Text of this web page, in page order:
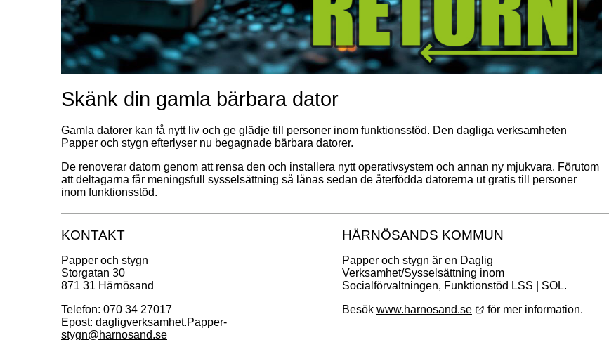
Skänk din gamla bärbara dator
Gamla datorer kan få nytt liv och ge glädje till personer inom funktionsstöd. Den dagliga verksamheten
Papper och stygn efterlyser nu begagnade bärbara datorer.
De renoverar datorn genom att rensa den och installera nytt operativsystem och annan ny mjukvara. Förutom
att deltagarna får meningsfull sysselsättning så lånas sedan de återfödda datorerna ut gratis till personer
inom funktionsstöd.
KONTAKT
Papper och stygn
Storgatan 30
871 31 Härnösand
Telefon: 070 34 27017
Epost: dagligverksamhet.Papper-
stygn@harnosand.se
HÄRNÖSANDS KOMMUN
Papper och stygn är en Daglig
Verksamhet/Sysselsättning inom
Socialförvaltningen, Funktionstöd LSS | SOL.
Besök www.harnosand.se Länk till annan webbplats.
för mer information.